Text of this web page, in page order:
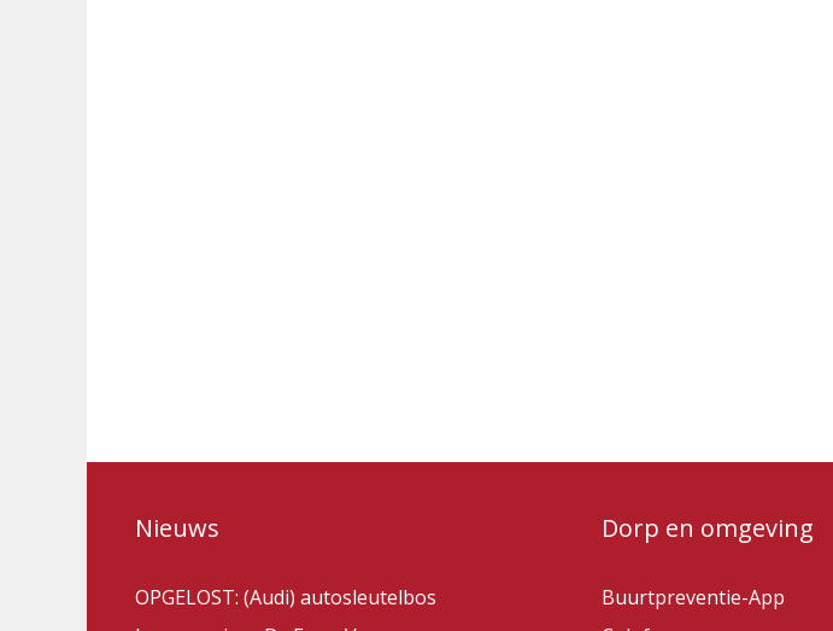
Nieuws
OPGELOST: (Audi) autosleutelbos
Dorp en omgeving
Buurtpreventie-App